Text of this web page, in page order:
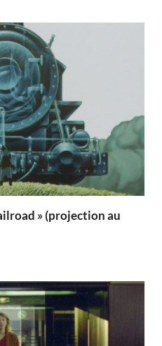
» (projection au